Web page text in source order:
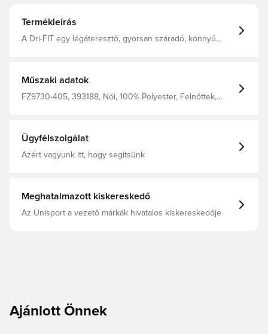
Termékleírás
A Dri-FIT egy légáteresztő, gyorsan száradó, könnyű
szabás. Anyaga: 100% poliészter.
Műszaki adatok
FZ9730-405, 393188, Női, 100% Polyester, Felnőttek,
Ügyfélszolgálat
Azért vagyunk itt, hogy segítsünk
Meghatalmazott kiskereskedő
Az Unisport a vezető márkák hivatalos kiskereskedője
Ajánlott Önnek